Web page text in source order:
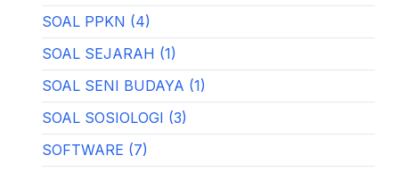
SOAL PPKN (4)
SOAL SEJARAH (1)
SOAL SENI BUDAYA (1)
SOAL SOSIOLOGI (3)
SOFTWARE (7)